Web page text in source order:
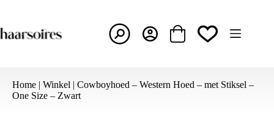
de
inhoud
Winkelwagen
Home | Winkel | Cowboyhoed – Western Hoed – met Stiksel –
One Size – Zwart